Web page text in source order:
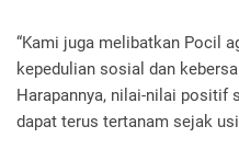
“Kami juga melibatkan Pocil
kepedulian sosial dan
Harapannya, nilai-nilai positif
dapat terus tertanam sejak